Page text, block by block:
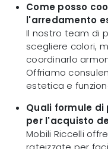
Come posso
l'arredamento
Il nostro team di
scegliere colori,
coordinarlo
Offriamo
estetica e
Quali formule
per l'acquisto
Mobili Riccelli